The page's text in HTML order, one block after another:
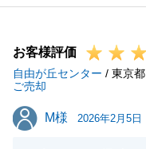
お客様評価
自由が丘センター / 東京都
ご売却
M様
M様 2026年2月5日